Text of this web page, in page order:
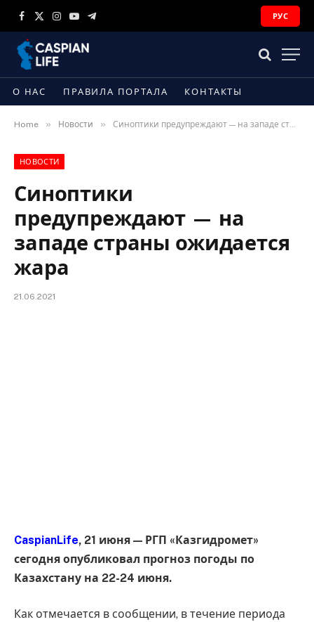
Facebook
X
Instagram
YouTubeTelegram
РУС
О НАС ПРАВИЛА ПОРТАЛА КОНТАКТЫ
Home » Новости » Синоптики предупреждают — на западе страны ожидается жара
НОВОСТИ
Синоптики
предупреждают — на
западе страны ожидается
жара
21.06.2021
CaspianLife, 21 июня — РГП «Казгидромет»
сегодня опубликовал прогноз погоды по
Казахстану на 22-24 июня.
Как отмечается в сообщении, в течение периода